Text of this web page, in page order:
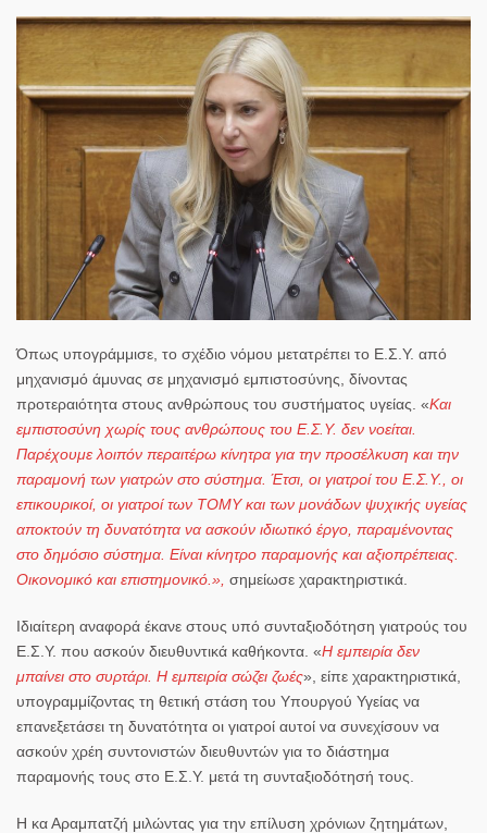
Όπως υπογράμμισε, το σχέδιο νόμου μετατρέπει το Ε.Σ.Υ. από
μηχανισμό άμυνας σε μηχανισμό εμπιστοσύνης , δίνοντας
προτεραιότητα στους ανθρώπους του συστήματος υγείας. «Και
εμπιστοσύνη χωρίς τους ανθρώπους του Ε.Σ.Υ. δεν νοείται.
Παρέχουμε λοιπόν περαιτέρω κίνητρα για την προσέλκυση και την
παραμονή των γιατρών στο σύστημα. Έτσι, οι γιατροί του Ε.Σ.Υ., οι
επικουρικοί, οι γιατροί των ΤΟΜΥ και των μονάδων ψυχικής υγείας
αποκτούν τη δυνατότητα να ασκούν ιδιωτικό έργο, παραμένοντας
στο δημόσιο σύστημα. Είναι κίνητρο παραμονής και αξιοπρέπειας.
Οικονομικό και επιστημονικό.», σημείωσε χαρακτηριστικά.
Ιδιαίτερη αναφορά έκανε στους υπό συνταξιοδότηση γιατρούς του
Ε.Σ.Υ. που ασκούν διευθυντικά καθήκοντα . «Η εμπειρία δεν
μπαίνει στο συρτάρι. Η εμπειρία σώζει ζωές», είπε χαρακτηριστικά,
υπογραμμίζοντας τη θετική στάση του Υπουργού Υγείας να
επανεξετάσει τη δυνατότητα οι γιατροί αυτοί να συνεχίσουν να
ασκούν χρέη συντονιστών διευθυντών για το διάστημα
παραμονής τους στο Ε.Σ.Υ. μετά τη συνταξιοδότησή τους
Η κα Αραμπατζή μιλώντας για την επίλυση χρόνιων ζητημάτων,